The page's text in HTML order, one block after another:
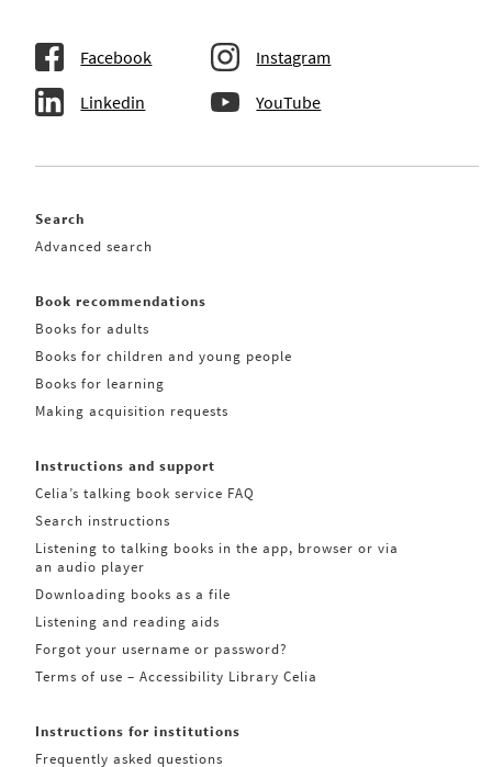
Facebook Instagram
Linkedin YouTube
Search
Advanced search
Book recommendations
Books for adults
Books for children and young people
Books for learning
Making acquisition requests
Instructions and support
Celia’s talking book service FAQ
Search instructions
Listening to talking books in the app, browser or via
an audio player
Downloading books as a file
Listening and reading aids
Forgot your username or password?
Terms of use – Accessibility Library Celia
Instructions for institutions
Frequently asked questions